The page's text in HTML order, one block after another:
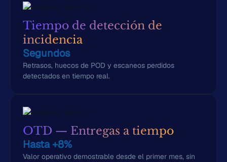
Tiempo de detección de
incidencia
Segundos
Retrasos, huecos de POD y escaneos perdidos
detectados en tiempo real.
OTD — Entregas a tiempo
Hasta +8%
Valor operativo demostrable desde el primer mes, sin